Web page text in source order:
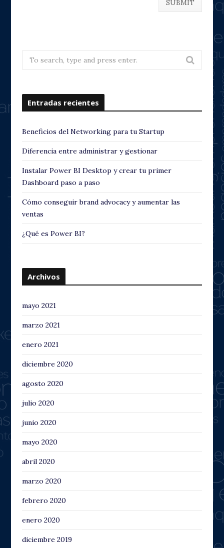
Search
for:
Entradas recientes
Beneficios del Networking para tu Startup
Diferencia entre administrar y gestionar
Instalar Power BI Desktop y crear tu primer
Dashboard paso a paso
Cómo conseguir brand advocacy y aumentar las
ventas
¿Qué es Power BI?
Archivos
mayo 2021
marzo 2021
enero 2021
diciembre 2020
agosto 2020
julio 2020
junio 2020
mayo 2020
abril 2020
marzo 2020
febrero 2020
enero 2020
diciembre 2019